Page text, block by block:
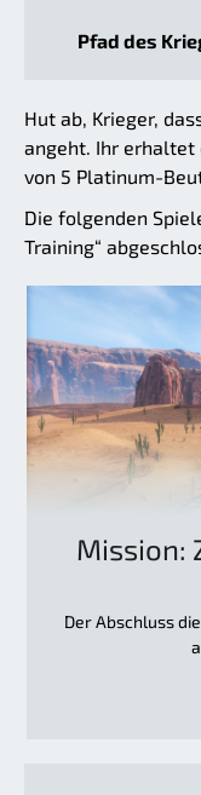
Pfad des
Hut ab, Krieger,
angeht. Ihr erhaltet
von 5 Platinum-
Die folgenden
Training“
Mission:
Der Abschluss